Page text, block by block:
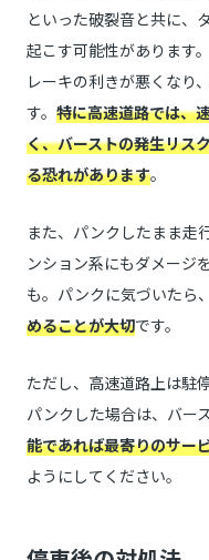
といった破裂音と共に、
起こす可能性があります
レーキの利きが悪くなり
す。 特に高速道路では、
く、バーストの発生リス
る恐れがあります。
また、パンクしたまま走
ンション系にもダメージ
も。パンクに気づいたら、
めることが大切です。
ただし、高速道路上は駐
パンクした場合は、バー
能であれば最寄りのサー
ようにしてください。